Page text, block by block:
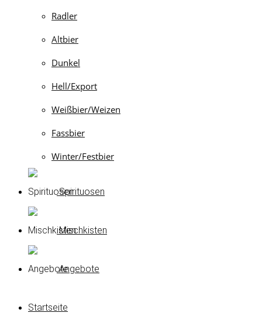
Radler
Altbier
Dunkel
Hell/Export
Weißbier/Weizen
Fassbier
Winter/Festbier
Spirituosen
Mischkisten
Angebote
Startseite